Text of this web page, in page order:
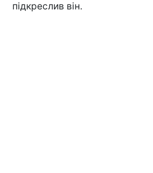
підкреслив він.